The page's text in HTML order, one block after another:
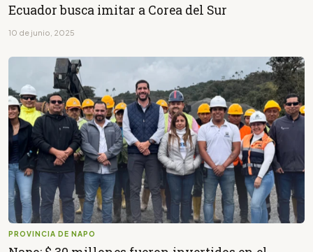
Ecuador busca imitar a Corea del Sur
10 de junio, 2025
PROVINCIA DE NAPO